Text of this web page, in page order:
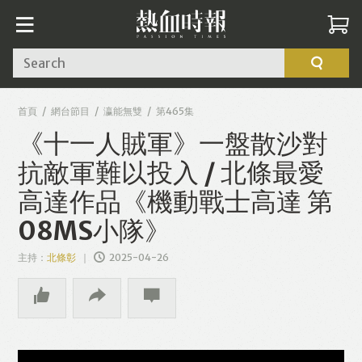
Search
首頁 網台節目 瀛能無雙 第465集
《十一人賊軍》一盤散沙對
抗敵軍難以投入 / 北條最愛
高達作品《機動戰士高達 第
08MS小隊》
主持：北條彰 2025-04-26